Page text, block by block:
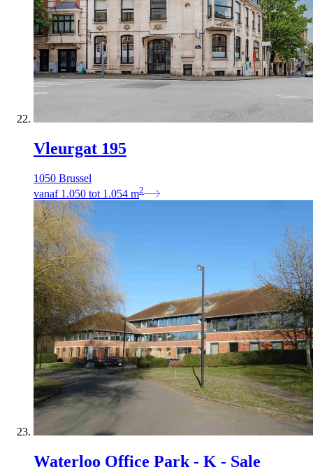
Vleurgat 195
1050 Brussel
vanaf 1.050 tot 1.054 m2
Waterloo Office Park - K - Sale